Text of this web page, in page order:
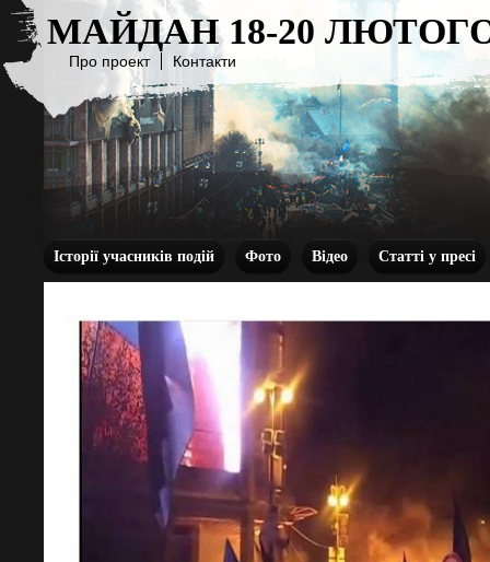
МАЙДАН 18-20
Про проект Контакти
Історії учасників подій Фото Відео Статті у пресі